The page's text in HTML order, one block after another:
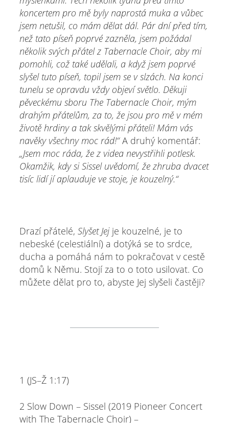
koncertem pro mě byly naprostá muka a vůbec
jsem netušil, co mám dělat dál. Pár dní před tím,
než tato píseň poprvé zazněla, jsem požádal
několik svých přátel z Tabernacle Choir, aby mi
pomohli, což také udělali, a když jsem poprvé
slyšel tuto píseň, topil jsem se v slzách. Na konci
tunelu se opravdu vždy objeví světlo. Děkuji
pěveckému sboru The Tabernacle Choir, mým
drahým přátelům, za to, že jsou pro mě v mém
životě hrdiny a tak skvělými přáteli! Mám vás
navěky všechny moc rád!“A druhý komentář:
„Jsem moc ráda, že z videa nevystřihli potlesk.
Okamžik, kdy si Sissel uvědomí, že zhruba dvacet
tisíc lidí jí aplauduje ve stoje, je kouzelný.“
Drazí přátelé, Slyšet Jejje kouzelné, je to
nebeské (celestiální) a dotýká se to srdce,
ducha a pomáhá nám to pokračovat v cestě
domů k Němu. Stojí za to o toto usilovat. Co
můžete dělat pro to, abyste Jej slyšeli častěji?
1 (JS–Ž 1:17)
2 Slow Down – Sissel (2019 Pioneer Concert
with The Tabernacle Choir) –